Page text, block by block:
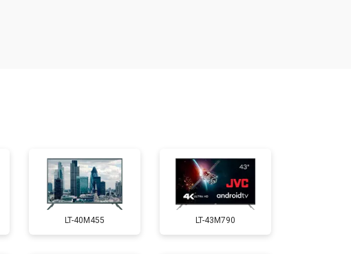
от 2600 ₽ Заказать
от 3500 ₽ Заказать
LT-40M455 LT-43M790